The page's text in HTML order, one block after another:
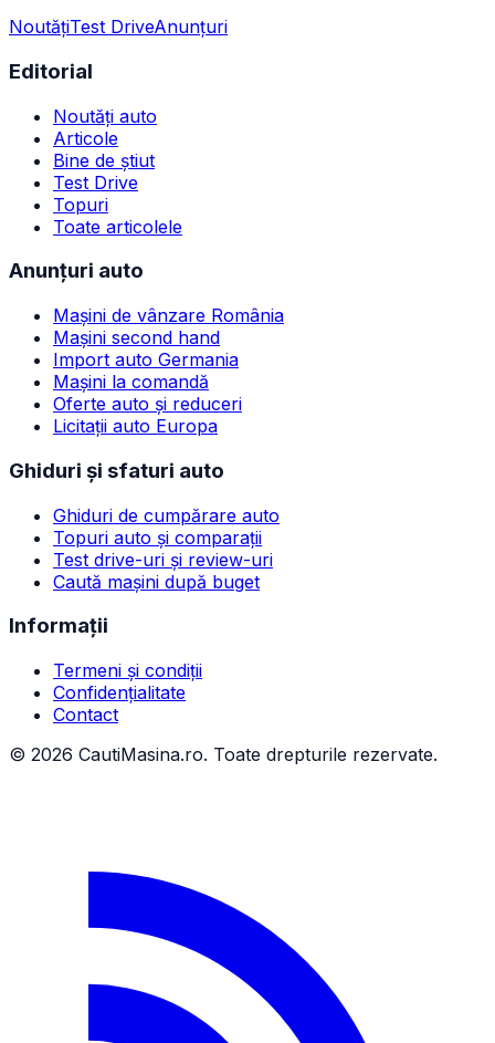
NoutățiTest DriveAnunțuri
Editorial
Noutăți auto
Articole
Bine de știut
Test Drive
Topuri
Toate articolele
Anunțuri auto
Mașini de vânzare România
Mașini second hand
Import auto Germania
Mașini la comandă
Oferte auto și reduceri
Licitații auto Europa
Ghiduri și sfaturi auto
Ghiduri de cumpărare auto
Topuri auto și comparații
Test drive-uri și review-uri
Caută mașini după buget
Informații
Termeni și condiții
Confidențialitate
Contact
© 2026 CautiMasina.ro. Toate drepturile rezervate.